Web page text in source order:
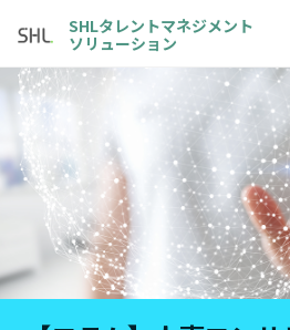
SHLタレントマネジメント
ソリューション